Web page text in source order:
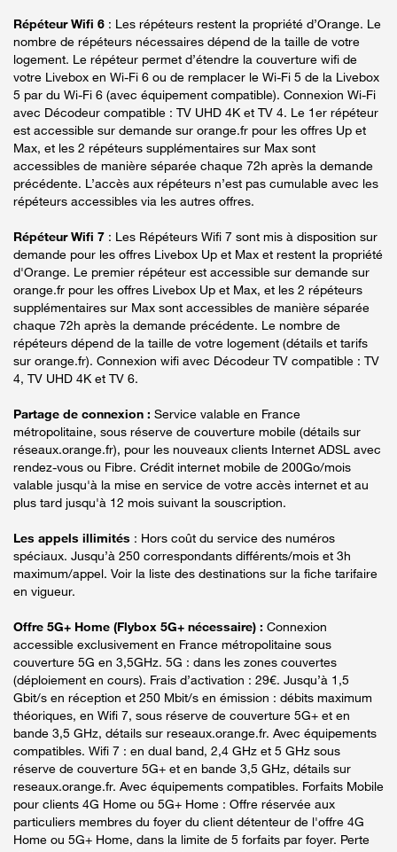
Répéteur Wifi 6 : Les répéteurs restent la propriété d’Orange. Le
nombre de répéteurs nécessaires dépend de la taille de votre
logement. Le répéteur permet d’étendre la couverture wifi de
votre Livebox en Wi-Fi 6 ou de remplacer le Wi-Fi 5 de la Livebox
5 par du Wi-Fi 6 (avec équipement compatible). Connexion Wi-Fi
avec Décodeur compatible : TV UHD 4K et TV 4. Le 1er répéteur
est accessible sur demande sur orange.fr pour les offres Up et
Max, et les 2 répéteurs supplémentaires sur Max sont
accessibles de manière séparée chaque 72h après la demande
précédente. L’accès aux répéteurs n’est pas cumulable avec les
répéteurs accessibles via les autres offres.
Répéteur Wifi 7 : Les Répéteurs Wifi 7 sont mis à disposition sur
demande pour les offres Livebox Up et Max et restent la propriété
d'Orange. Le premier répéteur est accessible sur demande sur
orange.fr pour les offres Livebox Up et Max, et les 2 répéteurs
supplémentaires sur Max sont accessibles de manière séparée
chaque 72h après la demande précédente. Le nombre de
répéteurs dépend de la taille de votre logement (détails et tarifs
sur orange.fr). Connexion wifi avec Décodeur TV compatible : TV
4, TV UHD 4K et TV 6.
Partage de connexion : Service valable en France
métropolitaine, sous réserve de couverture mobile (détails sur
réseaux.orange.fr), pour les nouveaux clients Internet ADSL avec
rendez-vous ou Fibre. Crédit internet mobile de 200Go/mois
valable jusqu'à la mise en service de votre accès internet et au
plus tard jusqu'à 12 mois suivant la souscription.
Les appels illimités : Hors coût du service des numéros
spéciaux. Jusqu’à 250 correspondants différents/mois et 3h
maximum/appel. Voir la liste des destinations sur la fiche tarifaire
en vigueur.
Offre 5G+ Home (Flybox 5G+ nécessaire) : Connexion
accessible exclusivement en France métropolitaine sous
couverture 5G en 3,5GHz. 5G : dans les zones couvertes
(déploiement en cours). Frais d’activation : 29€. Jusqu’à 1,5
Gbit/s en réception et 250 Mbit/s en émission : débits maximum
théoriques, en Wifi 7, sous réserve de couverture 5G+ et en
bande 3,5 GHz, détails sur reseaux.orange.fr. Avec équipements
compatibles. Wifi 7 : en dual band, 2,4 GHz et 5 GHz sous
réserve de couverture 5G+ et en bande 3,5 GHz, détails sur
reseaux.orange.fr. Avec équipements compatibles. Forfaits Mobile
pour clients 4G Home ou 5G+ Home : Offre réservée aux
particuliers membres du foyer du client détenteur de l'offre 4G
Home ou 5G+ Home, dans la limite de 5 forfaits par foyer. Perte